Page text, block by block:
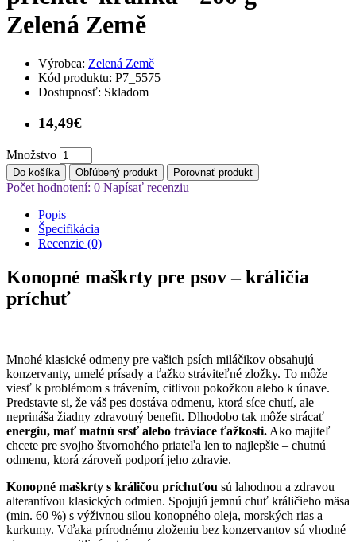
Zelená Země
Výrobca: Zelená Země
Kód produktu: P7_5575
Dostupnosť: Skladom
14,49€
Množstvo
Do košíka Obľúbený produkt Porovnať produkt
Počet hodnotení: 0 Napísať recenziu
Popis
Špecifikácia
Recenzie (0)
Konopné maškrty pre psov – králičia
príchuť
Mnohé klasické odmeny pre vašich psích miláčikov obsahujú
konzervanty, umelé prísady a ťažko stráviteľné zložky. To môže
viesť k problémom s trávením, citlivou pokožkou alebo k únave.
Predstavte si, že váš pes dostáva odmenu, ktorá síce chutí, ale
neprináša žiadny zdravotný benefit. Dlhodobo tak môže strácať
energiu, mať matnú srsť alebo tráviace ťažkosti. Ako majiteľ
chcete pre svojho štvornohého priateľa len to najlepšie – chutnú
odmenu, ktorá zároveň podporí jeho zdravie.
Konopné maškrty s králičou príchuťou sú lahodnou a zdravou
alterantívou klasických odmien. Spojujú jemnú chuť králičieho mäsa
(min. 60 %) s výživnou silou konopného oleja, morských rias a
kurkumy. Vďaka prírodnému zloženiu bez konzervantov sú vhodné